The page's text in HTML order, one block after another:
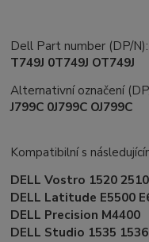
Dell Part number (DP/N):
T749J 0T749J OT749J
Alternativní označení
J799C 0J799C OJ799C
Kompatibilní s
DELL Vostro 1520 2510
DELL Latitude E5500
DELL Precision M4400
DELL Studio 1535